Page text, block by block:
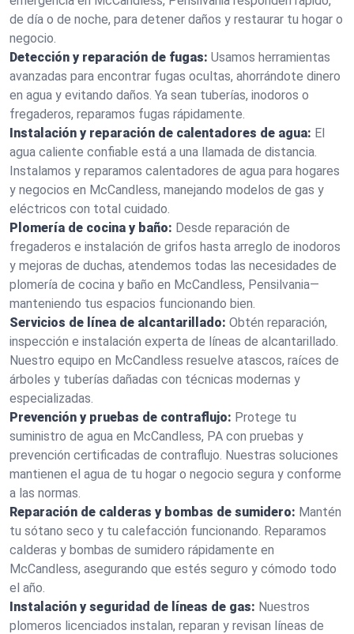
de día o de noche, para detener daños y restaurar tu hogar o
negocio.
Detección y reparación de fugas: Usamos herramientas
avanzadas para encontrar fugas ocultas, ahorrándote dinero
en agua y evitando daños. Ya sean tuberías, inodoros o
fregaderos, reparamos fugas rápidamente.
Instalación y reparación de calentadores de agua: El
agua caliente confiable está a una llamada de distancia.
Instalamos y reparamos calentadores de agua para hogares
y negocios en McCandless, manejando modelos de gas y
eléctricos con total cuidado.
Plomería de cocina y baño: Desde reparación de
fregaderos e instalación de grifos hasta arreglo de inodoros
y mejoras de duchas, atendemos todas las necesidades de
plomería de cocina y baño en McCandless, Pensilvania—
manteniendo tus espacios funcionando bien.
Servicios de línea de alcantarillado: Obtén reparación,
inspección e instalación experta de líneas de alcantarillado.
Nuestro equipo en McCandless resuelve atascos, raíces de
árboles y tuberías dañadas con técnicas modernas y
especializadas.
Prevención y pruebas de contraflujo: Protege tu
suministro de agua en McCandless, PA con pruebas y
prevención certificadas de contraflujo. Nuestras soluciones
mantienen el agua de tu hogar o negocio segura y conforme
a las normas.
Reparación de calderas y bombas de sumidero: Mantén
tu sótano seco y tu calefacción funcionando. Reparamos
calderas y bombas de sumidero rápidamente en
McCandless, asegurando que estés seguro y cómodo todo
el año.
Instalación y seguridad de líneas de gas: Nuestros
plomeros licenciados instalan, reparan y revisan líneas de